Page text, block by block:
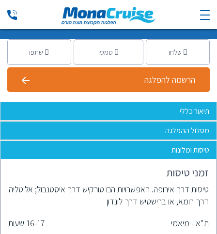
MSC - אמ אס סי |11 יום
שתפו סמסו שלחו
הרשמה להפלגה
תיאור כללי
מסלול ההפלגה
טיסות ומלונות
זמני טיסות
טיסות דרך אירופה. האפשרויות הם טורקיש דרך איסטנבול; אליטליה
דרך רומא, או ברישטיש דרך לונדון
ת"א - מיאמי
16-17 שעות